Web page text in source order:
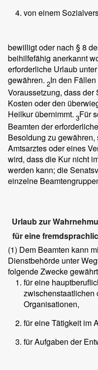
von einem
bewilligt oder nach § 8
beihilfefähig anerkannt
erforderliche Urlaub
gewähren. 2In den
Voraussetzung, dass
Kosten oder den
Heilkur übernimmt. 3Für
Beamten der
Besoldung zu
Amtsarztes oder eines
wird, dass die Kur nicht
werden kann; die
einzelne
Urlaub zur
für eine
(1) Dem Beamten kann
Dienstbehörde unter
folgende Zwecke
für eine
zwischenstaatlichen
Organisationen,
für eine Tätigkeit im
für Aufgaben der